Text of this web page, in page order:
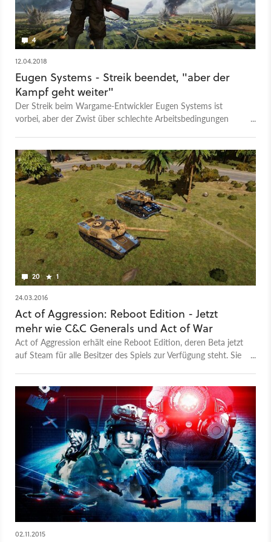
Spiel PC Echtzeit-Strategie
Strategie
Focus Home Interactive
Eugen Systems Act of Aggression
4
12.04.2018
Eugen Systems - Streik beendet, "aber der
Kampf geht weiter"
Der Streik beim Wargame-Entwickler Eugen Systems ist
vorbei, aber der Zwist über schlechte Arbeitsbedingungen
20 1
24.03.2016
Act of Aggression: Reboot Edition - Jetzt
mehr wie C&C Generals und Act of War
Act of Aggression erhält eine Reboot Edition, deren Beta jetzt
auf Steam für alle Besitzer des Spiels zur Verfügung steht. Sie
Probleme des Grundspiels ausmerzen.
02.11.2015